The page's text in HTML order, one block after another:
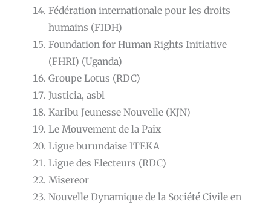
Fédération internationale pour les droits
humains (FIDH)
Foundation for Human Rights Initiative
(FHRI) (Uganda)
Groupe Lotus (RDC)
Justicia, asbl
Karibu Jeunesse Nouvelle (KJN)
Le Mouvement de la Paix
Ligue burundaise ITEKA
Ligue des Electeurs (RDC)
Misereor
Nouvelle Dynamique de la Société Civile en